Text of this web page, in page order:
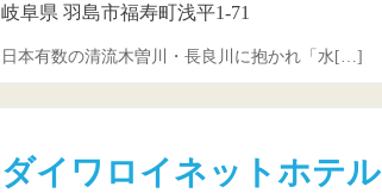
岐阜県 羽島市福寿町浅平1-71
日本有数の清流木曽川・長良川に抱かれ「水[…]
ダイワロイネットホテル